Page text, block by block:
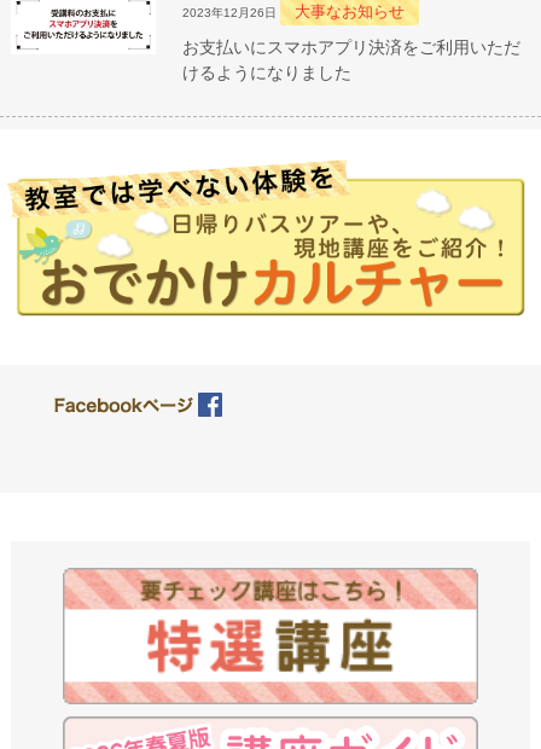
2023年12月26日 大事なお知らせ
お支払いにスマホアプリ決済をご利用いただ
けるようになりました